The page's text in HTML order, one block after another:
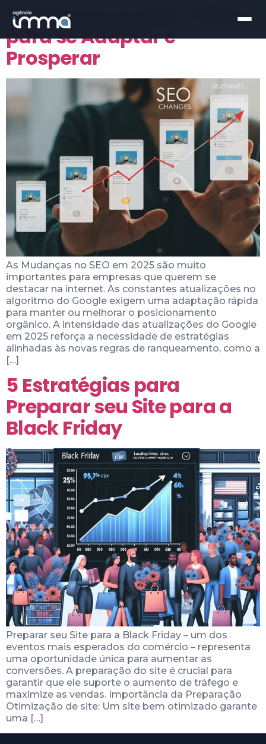
Mudanças no SEO: 7 Dicas
para se Adaptar e
Prosperar
As Mudanças no SEO em 2025 são muito
importantes para empresas que querem se
destacar na internet. As constantes atualizações no
algoritmo do Google exigem uma adaptação rápida
para manter ou melhorar o posicionamento
orgânico. A intensidade das atualizações do Google
em 2025 reforça a necessidade de estratégias
alinhadas às novas regras de ranqueamento, como a
[…]
5 Estratégias para
Preparar seu Site para a
Black Friday
Preparar seu Site para a Black Friday – um dos
eventos mais esperados do comércio – representa
uma oportunidade única para aumentar as
conversões. A preparação do site é crucial para
garantir que ele suporte o aumento de tráfego e
maximize as vendas. Importância da Preparação
Otimização de site: Um site bem otimizado garante
uma […]